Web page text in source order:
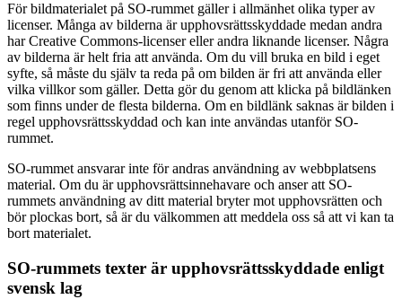
För bildmaterialet på SO-rummet gäller i allmänhet olika typer av
licenser. Många av bilderna är upphovsrättsskyddade medan andra
har Creative Commons-licenser eller andra liknande licenser. Några
av bilderna är helt fria att använda. Om du vill bruka en bild i eget
syfte, så måste du själv ta reda på om bilden är fri att använda eller
vilka villkor som gäller. Detta gör du genom att klicka på bildlänken
som finns under de flesta bilderna. Om en bildlänk saknas är bilden i
regel upphovsrättsskyddad och kan inte användas utanför SO-
rummet.
SO-rummet ansvarar inte för andras användning av webbplatsens
material. Om du är upphovsrättsinnehavare och anser att SO-
rummets användning av ditt material bryter mot upphovsrätten och
bör plockas bort, så är du välkommen att meddela oss så att vi kan ta
bort materialet.
SO-rummets texter är upphovsrättsskyddade enligt
svensk lag